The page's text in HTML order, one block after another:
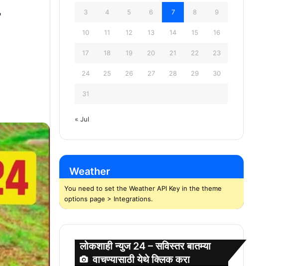
3 4 5 6 7 8 9
10 11 12 13 14 15 16
17 18 19 20 21 22 23
24 25 26 27 28 29 30
31
« Jul
Weather
You need to set the Weather API Key in the theme
options page > Integrations.
लोकशाही न्युज 24 – सविस्तर बातम्या
वाचण्यासाठी येथे क्लिक करा